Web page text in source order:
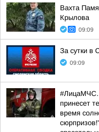
Вахта
Крылова
09:09
За сутки в
09:09
#ЛицаМЧС.
принесет
время